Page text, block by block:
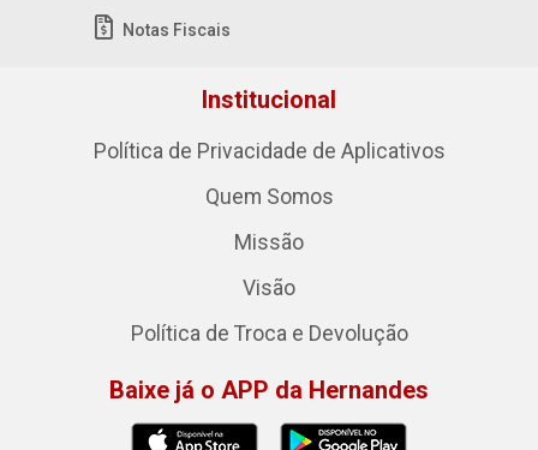
Notas Fiscais
Institucional
Política de Privacidade de Aplicativos
Quem Somos
Missão
Visão
Política de Troca e Devolução
Baixe já o APP da Hernandes